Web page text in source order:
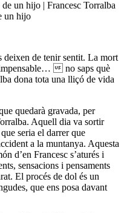
un hijo
deixen de tenir sentit. La mort
no saps què
dona tota una lliçó de vida
quedarà gravada, per
Aquell dia va sortir
seria el darrer que
a la muntanya. Aquesta
d’en Francesc s’aturés i
sensacions i pensaments
El procés de dol és un
que ens posa davant